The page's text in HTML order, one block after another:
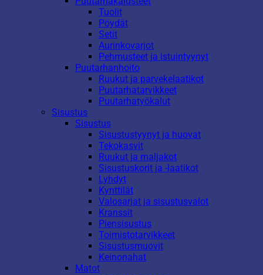
Tuolit
Pöydät
Setit
Aurinkovarjot
Pehmusteet ja istuintyynyt
Puutarhanhoito
Ruukut ja parvekelaatikot
Puutarhatarvikkeet
Puutarhatyökalut
Sisustus
Sisustus
Sisustustyynyt ja huovat
Tekokasvit
Ruukut ja maljakot
Sisustuskorit ja -laatikot
Lyhdyt
Kynttilät
Valosarjat ja sisustusvalot
Kranssit
Piensisustus
Toimistotarvikkeet
Sisustusmuovit
Keinonahat
Matot